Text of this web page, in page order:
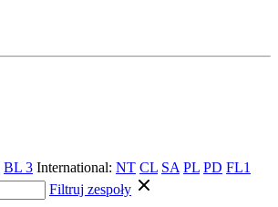
BL 3 International: NT CL SA PL PD FL1
Filtruj zespoły